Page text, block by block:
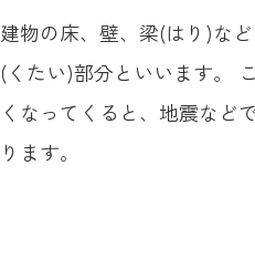
建物の床、壁、梁(はり)な
(くたい)部分といいます。
くなってくると、地震など
ります。